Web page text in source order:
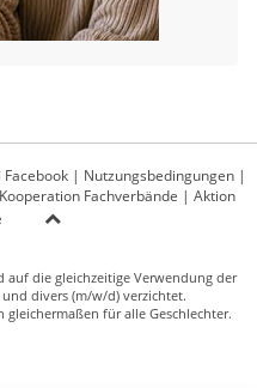
| Nutzungsbedingungen |
Kooperation Fachverbände | Aktion
auf die gleichzeitige Verwendung der
divers (m/w/d) verzichtet.
für alle Geschlechter.